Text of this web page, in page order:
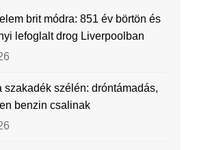
brit módra: 851 év börtön és
lefoglalt drog Liverpoolban
szakadék szélén: dróntámadás,
benzin csalinak